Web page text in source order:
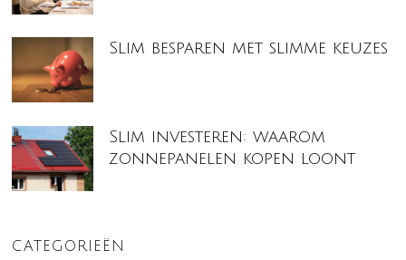
Slim besparen met slimme keuzes
Slim investeren: waarom
zonnepanelen kopen loont
CATEGORIEËN